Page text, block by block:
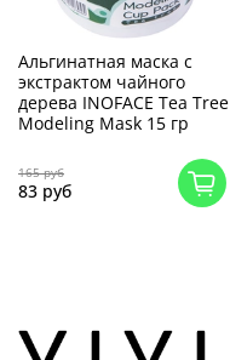
Альгинатная маска с
экстрактом чайного
дерева INOFACE Tea Tree
Modeling Mask 15 гр
165 руб
83 руб